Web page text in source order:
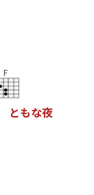
F
ともな夜